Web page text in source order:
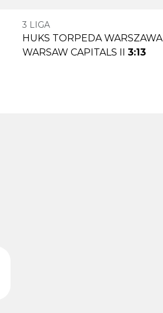
3 LIGA
HUKS TORPEDA WARSZAWA
WARSAW CAPITALS II
3:13